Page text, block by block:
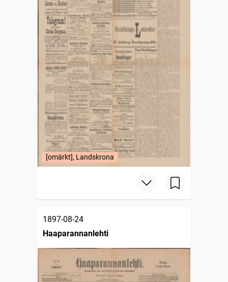
[omärkt], Landskrona
1897-08-24
Haaparannanlehti